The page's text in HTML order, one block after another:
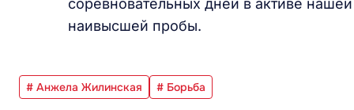
соревновательных дней в активе
наивысшей пробы.
# Анжела Жилинская # Борьба